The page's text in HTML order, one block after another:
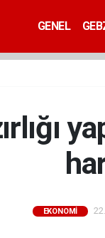
GENEL
EKONOMİ